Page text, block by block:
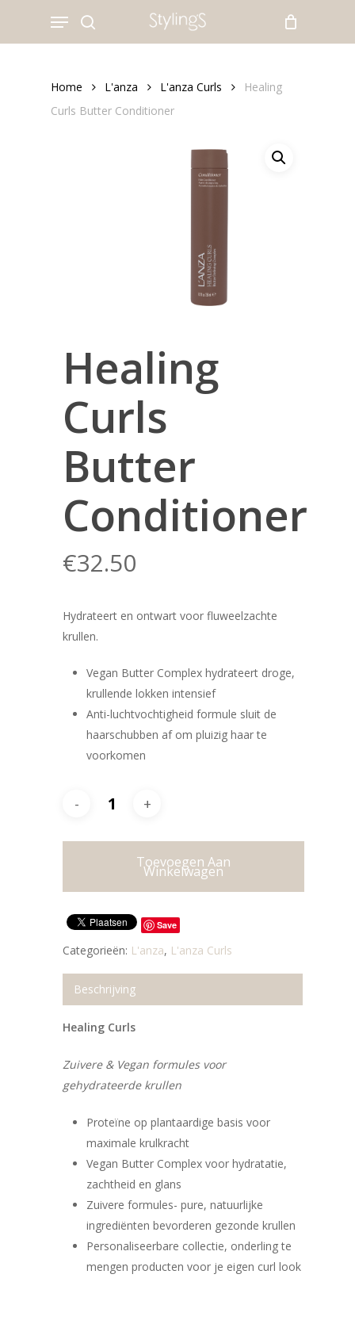
Menu
Home L'anza L'anza Curls
Healing
Curls Butter Conditioner
Healing
Curls
Butter
Conditioner
€32.50
Hydrateert en ontwart voor fluweelzachte
krullen.
Vegan Butter Complex hydrateert droge,
krullende lokken intensief
Anti-luchtvochtigheid formule sluit de
haarschubben af om pluizig haar te
voorkomen
Toevoegen Aan
Winkelwagen
Save
Categorieën: L'anza, L'anza Curls
Beschrijving
Healing Curls
Zuivere & Vegan formules voor
gehydrateerde krullen
Proteïne op plantaardige basis voor
maximale krulkracht
Vegan Butter Complex voor hydratatie,
zachtheid en glans
Zuivere formules- pure, natuurlijke
ingrediënten bevorderen gezonde krullen
Personaliseerbare collectie, onderling te
mengen producten voor je eigen curl look